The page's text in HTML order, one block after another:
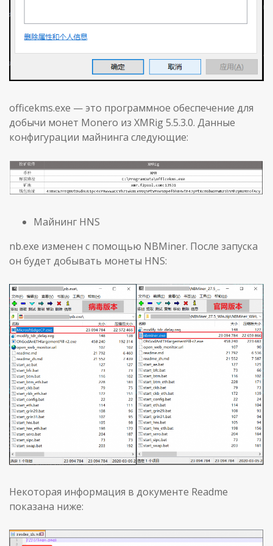
officekms.exe — это программное обеспечение для
добычи монет Monero из XMRig 5.5.3.0. Данные
конфигурации майнинга следующие:
Майнинг HNS
nb.exe изменен с помощью NBMiner. После запуска
он будет добывать монеты HNS:
Некоторая информация в документе Readme
показана ниже: